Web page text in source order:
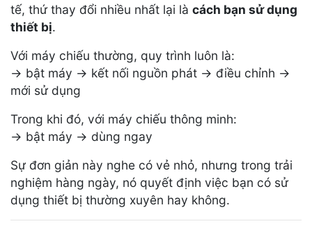
tế, thứ thay đổi nhiều nhất lại là cách bạn sử dụng
thiết bị.
Với máy chiếu thường, quy trình luôn là:
→ bật máy → kết nối nguồn phát → điều chỉnh →
mới sử dụng
Trong khi đó, với máy chiếu thông minh:
→ bật máy → dùng ngay
Sự đơn giản này nghe có vẻ nhỏ, nhưng trong trải
nghiệm hàng ngày, nó quyết định việc bạn có sử
dụng thiết bị thường xuyên hay không.